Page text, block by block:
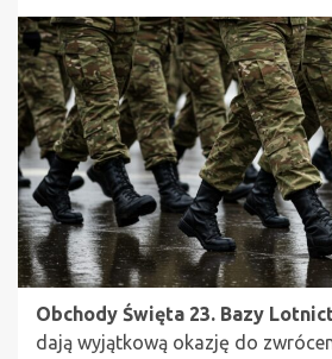
Obchody Święta 23. Bazy
dają wyjątkową okazję do